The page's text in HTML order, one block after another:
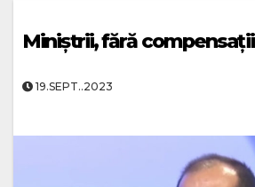
Miniștrii, fără compensații
19.SEPT..2023